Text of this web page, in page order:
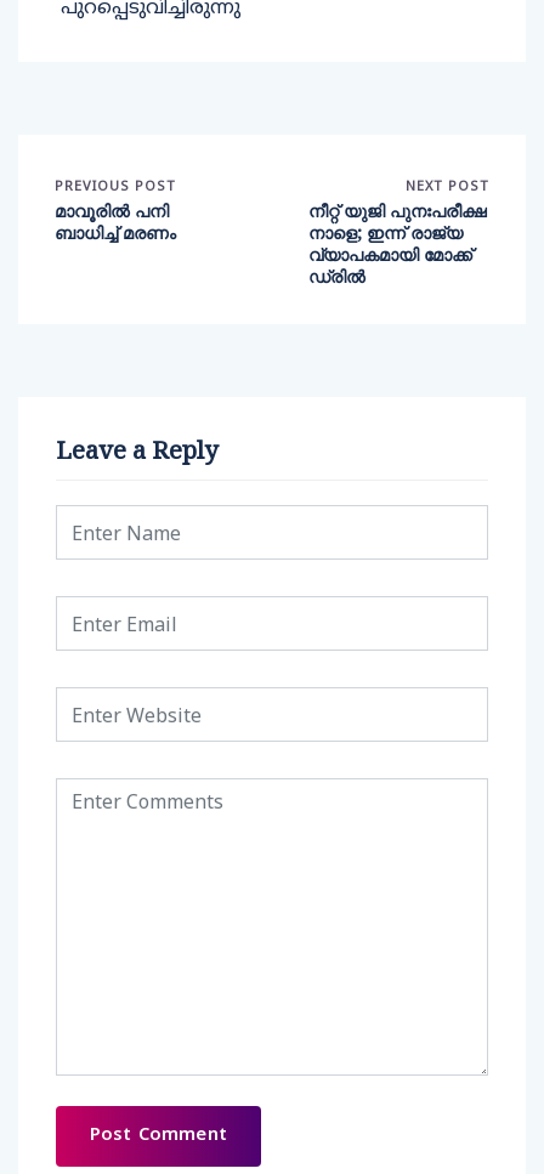
പുറപ്പെടുവിച്ചിരുന്നു
PREVIOUS POST
മാവൂരില്‍ പനി
ബാധിച്ച് മരണം
NEXT POST
നീറ്റ് യുജി പുനഃപരീക്ഷ
നാളെ; ഇന്ന് രാജ്യ
വ്യാപകമായി മോക്ക്
ഡ്രിൽ
Leave a Reply